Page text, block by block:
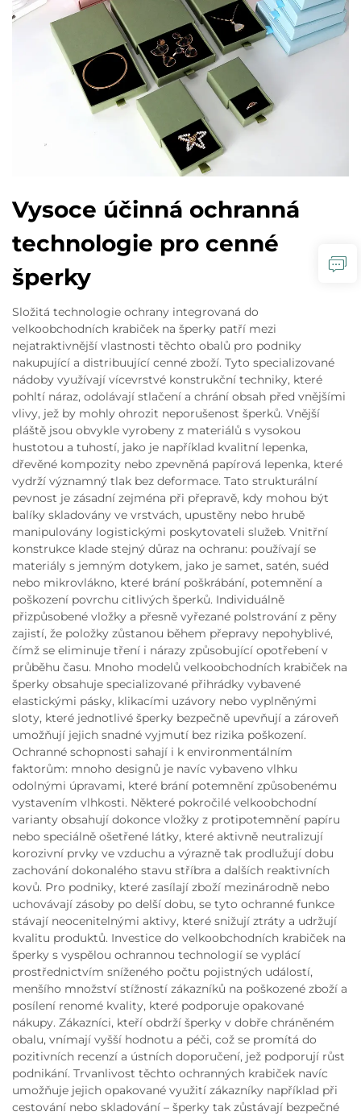
Vysoce účinná ochranná
technologie pro cenné
šperky
Složitá technologie ochrany integrovaná do
velkoobchodních krabiček na šperky patří mezi
nejatraktivnější vlastnosti těchto obalů pro podniky
nakupující a distribuující cenné zboží. Tyto specializované
nádoby využívají vícevrstvé konstrukční techniky, které
pohltí náraz, odolávají stlačení a chrání obsah před vnějšími
vlivy, jež by mohly ohrozit neporušenost šperků. Vnější
pláště jsou obvykle vyrobeny z materiálů s vysokou
hustotou a tuhostí, jako je například kvalitní lepenka,
dřevěné kompozity nebo zpevněná papírová lepenka, které
vydrží významný tlak bez deformace. Tato strukturální
pevnost je zásadní zejména při přepravě, kdy mohou být
balíky skladovány ve vrstvách, upustěny nebo hrubě
manipulovány logistickými poskytovateli služeb. Vnitřní
konstrukce klade stejný důraz na ochranu: používají se
materiály s jemným dotykem, jako je samet, satén, suéd
nebo mikrovlákno, které brání poškrábání, potemnění a
poškození povrchu citlivých šperků. Individuálně
přizpůsobené vložky a přesně vyřezané polstrování z pěny
zajistí, že položky zůstanou během přepravy nepohyblivé,
čímž se eliminuje tření i nárazy způsobující opotřebení v
průběhu času. Mnoho modelů velkoobchodních krabiček na
šperky obsahuje specializované přihrádky vybavené
elastickými pásky, klikacími uzávory nebo vyplněnými
sloty, které jednotlivé šperky bezpečně upevňují a zároveň
umožňují jejich snadné vyjmutí bez rizika poškození.
Ochranné schopnosti sahají i k environmentálním
faktorům: mnoho designů je navíc vybaveno vlhku
odolnými úpravami, které brání potemnění způsobenému
vystavením vlhkosti. Některé pokročilé velkoobchodní
varianty obsahují dokonce vložky z protipotemnění papíru
nebo speciálně ošetřené látky, které aktivně neutralizují
korozivní prvky ve vzduchu a výrazně tak prodlužují dobu
zachování dokonalého stavu stříbra a dalších reaktivních
kovů. Pro podniky, které zasílají zboží mezinárodně nebo
uchovávají zásoby po delší dobu, se tyto ochranné funkce
stávají neocenitelnými aktivy, které snižují ztráty a udržují
kvalitu produktů. Investice do velkoobchodních krabiček na
šperky s vyspělou ochrannou technologií se vyplácí
prostřednictvím sníženého počtu pojistných událostí,
menšího množství stížností zákazníků na poškozené zboží a
posílení renomé kvality, které podporuje opakované
nákupy. Zákazníci, kteří obdrží šperky v dobře chráněném
obalu, vnímají vyšší hodnotu a péči, což se promítá do
pozitivních recenzí a ústních doporučení, jež podporují růst
podnikání. Trvanlivost těchto ochranných krabiček navíc
umožňuje jejich opakované využití zákazníky například při
cestování nebo skladování – šperky tak zůstávají bezpečné